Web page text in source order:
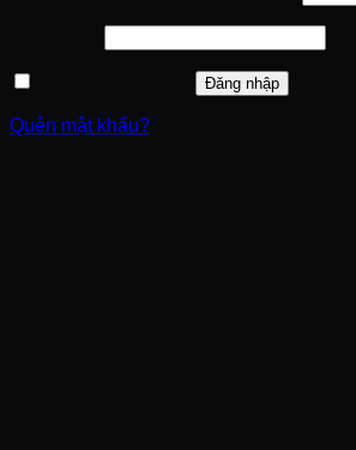
buộc
buộc
Đăng nhập
Quên mật khẩu?